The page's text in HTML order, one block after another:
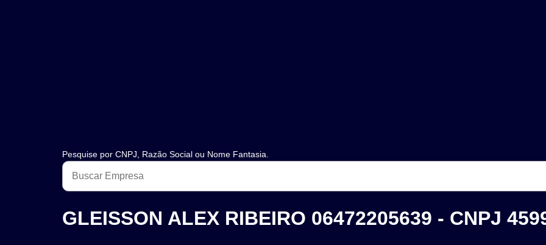
Pesquise por CNPJ, Razão Social ou Nome Fantasia.
GLEISSON ALEX RIBEIRO 06472205639 - CNPJ